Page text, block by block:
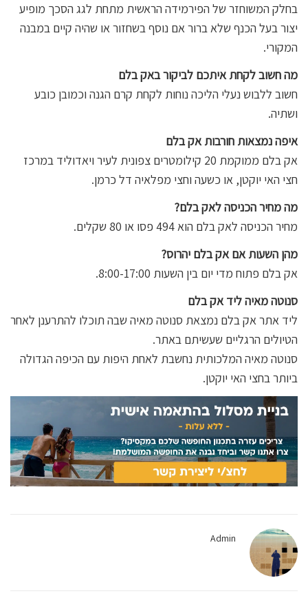
בחלק המשוחזר של הפירמידה הראשית מתחת לגג הסכך מופיע
יצור בעל הכנף שלא ברור אם נוסף בשחזור או שהיה קיים במבנה
המקורי.
מה חשוב לקחת איתכם לביקור באק בלם
חשוב ללבוש נעלי הליכה נוחות לקחת קרם הגנה וכמובן כובע
ושתיה.
איפה נמצאות חורבות אק בלם
אק בלם ממוקמת 20 קילומטרים צפונית לעיר ויאדוליד במרכז
חצי האי יוקטן, או כשעה וחצי מפלאיה דל כרמן.
מה מחיר הכניסה לאק בלם?
מחיר הכניסה לאק בלם הוא 494 פסו או 80 שקלים.
מהן השעות אם אק בלם יהרוס?
אק בלם פתוח מדי יום בין השעות 8:00-17:00.
סנוטה מאיה ליד אק בלם
ליד אתר אק בלם נמצאת סנוטה מאיה שבה תוכלו להתרענן לאחר
הטיולים הרגליים שעשיתם באתר.
סנוטה מאיה המלכותית נחשבת לאחת היפות עם הכיפה הגדולה
ביותר בחצי האי יוקטן.
Admin